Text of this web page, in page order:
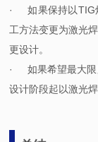
· 如果保持以TIG
工方法变更为激光
更设计。
· 如果希望最大限
设计阶段起以激光